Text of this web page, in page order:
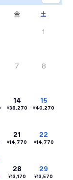
金 土
1
7 8
14
¥38,270
15
¥40,270
21
¥14,770
22
¥14,770
28
¥13,170
29
¥13,570